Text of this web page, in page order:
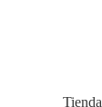
Tienda